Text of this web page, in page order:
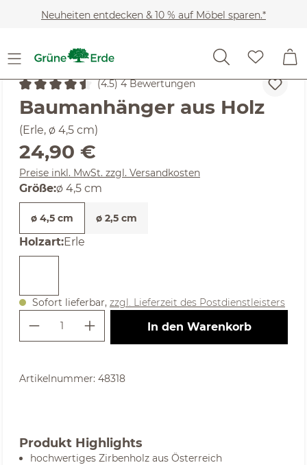
Zum Hauptinhalt springen
Neuheiten entdecken & 10 % auf Möbel sparen.*
Wohnaccessoires Deko & Wohnaccessoires
Durchschnittliche Bewertung von 4.5 von 5 Sternen
(4.5) 4 Bewertungen
Baumanhänger aus Holz
(Erle, ø 4,5 cm)
Regulärer Preis:
24,90 €
Preise inkl. MwSt. zzgl. Versandkosten
Größeauswählen
:ø 4,5 cm
ø 4,5 cm ø 2,5 cm
Holzartauswählen
:Erle
Sofort lieferbar, zzgl. Lieferzeit des Postdienstleisters
Produkt Anzahl: Gib den
In den Warenkorb
Artikelnummer: 48318
Produkt Highlights
hochwertiges Zirbenholz aus Österreich